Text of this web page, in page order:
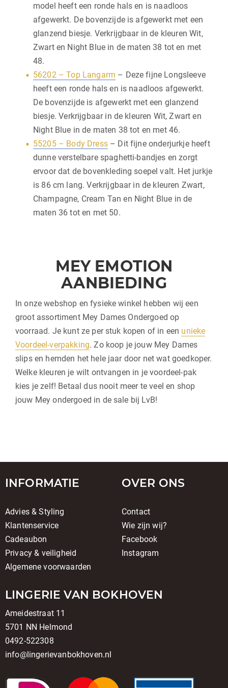
model heeft een ronde hals en is naadloos
afgewerkt. De bovenzijde is afgewerkt met een
glanzend biesje. Verkrijgbaar in de kleuren Wit,
Zwart en Night Blue in de maten 38 tot en met
48.
56202 – Top Langarm – Deze fijne Longsleeve
heeft een ronde hals en is naadloos afgewerkt.
De bovenzijde is afgewerkt met een glanzend
biesje. Verkrijgbaar in de kleuren Wit, Zwart en
Night Blue in de maten 38 tot en met 46.
55205 – Body Dress– Dit fijne onderjurkje heeft
dunne verstelbare spaghetti-bandjes en zorgt
ervoor dat de bovenkleding soepel valt. Het jurkje
is 86 cm lang. Verkrijgbaar in de kleuren Zwart,
Champagne, Cream Tan en Night Blue in de
maten 36 tot en met 50.
MEY EMOTION
AANBIEDING
In onze webshop en fysieke winkel hebben wij een
groot assortiment Mey Dames Ondergoed op
voorraad. Je kunt ze per stuk kopen of in een unieke
Voordeel-verpakking. Zo koop je jouw Mey Dames
slips en hemden het hele jaar door net wat goedkoper.
Welke kleuren je wilt ontvangen in je voordeel-pak
kies je zelf! Betaal dus nooit meer te veel en shop
jouw Mey ondergoed in de sale bij LvB!
INFORMATIE
Advies & Styling
Klantenservice
Cadeaubon
Privacy & veiligheid
Algemene voorwaarden
OVER ONS
Contact
Wie zijn wij?
Facebook
Instagram
LINGERIE VAN BOKHOVEN
Ameidestraat 11
5701 NN Helmond
0492-522308
info@lingerievanbokhoven.nl